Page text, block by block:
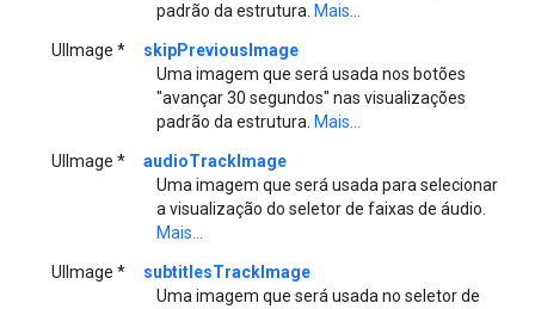
padrão da estrutura. Mais...
UIImage *
skipPreviousImage
Uma imagem que será usada nos botões
"avançar 30 segundos" nas visualizações
padrão da estrutura. Mais...
UIImage *
audioTrackImage
Uma imagem que será usada para selecionar
a visualização do seletor de faixas de áudio.
Mais...
UIImage *
subtitlesTrackImage
Uma imagem que será usada no seletor de